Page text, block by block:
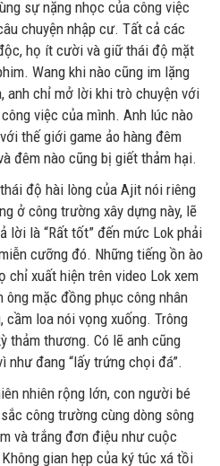
sự nặng nhọc của công việc
chuyện nhập cư. Tất cả các
họ ít cười và giữ thái độ mặt
Wang khi nào cũng im lặng
anh chỉ mở lời khi trò chuyện với
việc của mình. Anh lúc nào
thế giới game ảo hàng đêm
đêm nào cũng bị giết thảm hại.
độ hài lòng của Ajit nói riêng
ở công trường xây dựng này, lẽ
lời là “Rất tốt” đến mức Lok phải
cưỡng đó. Những tiếng ồn ào
chỉ xuất hiện trên video Lok xem
mặc đồng phục công nhân
loa nói vọng xuống. Trông
thảm thương. Có lẽ anh cũng
đang “lấy trứng chọi đá”.
nhiên rộng lớn, con người bé
công trường cùng dòng sông
và trắng đơn điệu như cuộc
gian hẹp của ký túc xá tồi